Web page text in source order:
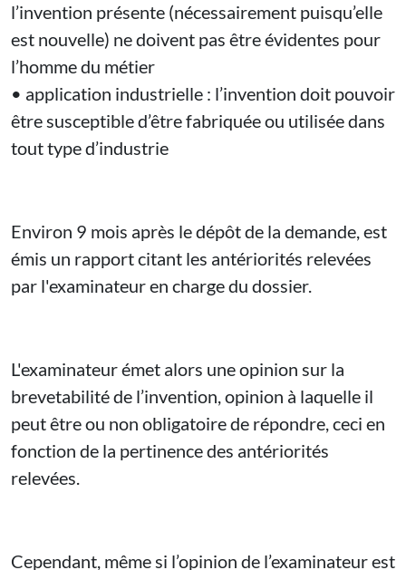
l’invention présente (nécessairement puisqu’elle
est nouvelle) ne doivent pas être évidentes pour
l’homme du métier
• application industrielle : l’invention doit pouvoir
être susceptible d’être fabriquée ou utilisée dans
tout type d’industrie
Environ 9 mois après le dépôt de la demande, est
émis un rapport citant les antériorités relevées
par l'examinateur en charge du dossier.
L'examinateur émet alors une opinion sur la
brevetabilité de l’invention, opinion à laquelle il
peut être ou non obligatoire de répondre, ceci en
fonction de la pertinence des antériorités
relevées.
Cependant, même si l’opinion de l’examinateur est